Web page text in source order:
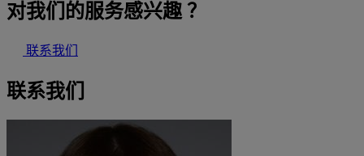
对我们的服务感兴趣 ？
联系我们
联系我们